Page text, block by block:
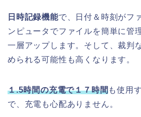
日時記録機能で、 日付＆時刻がフ
ンピュータでファイルを簡単に管
一層アップします。そして、 裁判
められる可能性も高くなります。
１.5時間の充電で１７時間も使用
で、充電も心配ありません。